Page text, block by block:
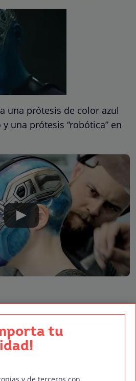
una prótesis de color azul
una prótesis “robótica” en
Pace
tu